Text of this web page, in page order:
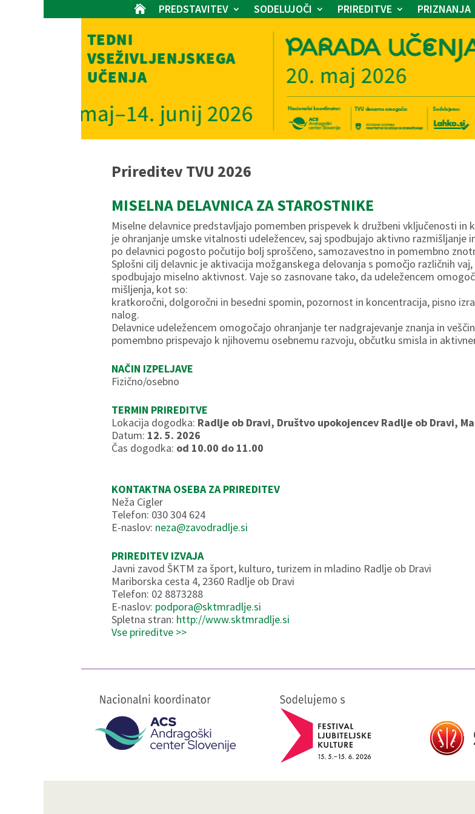
 PREDSTAVITEV SODELUJOČI PRIREDITVE PRIZNANJA
Prireditev TVU 2026
MISELNA DELAVNICA ZA STAROSTNIKE
Miselne delavnice predstavljajo pomemben prispevek k družbeni vključenosti
je ohranjanje umske vitalnosti udeležencev, saj spodbujajo aktivno
po delavnici pogosto počutijo bolj sproščeno, samozavestno in pomembno
Splošni cilj delavnic je aktivacija možganskega delovanja s pomočjo različnih
spodbujajo miselno aktivnost. Vaje so zasnovane tako, da udeležencem
mišljenja, kot so:
kratkoročni, dolgoročni in besedni spomin, pozornost in koncentracija, pisno
nalog.
Delavnice udeležencem omogočajo ohranjanje ter nadgrajevanje znanja in
pomembno prispevajo k njihovemu osebnemu razvoju, občutku smisla in
NAČIN IZPELJAVE
Fizično/osebno
TERMIN PRIREDITVE
Lokacija dogodka: Radlje ob Dravi, Društvo upokojencev Radlje ob Dravi,
Datum: 12. 5. 2026
Čas dogodka: od 10.00 do 11.00
KONTAKTNA OSEBA ZA PRIREDITEV
Neža Cigler
Telefon: 030 304 624
E-naslov: neza@zavodradlje.si
PRIREDITEV IZVAJA
Javni zavod ŠKTM za šport, kulturo, turizem in mladino Radlje ob Dravi
Mariborska cesta 4, 2360 Radlje ob Dravi
Telefon: 02 8873288
E-naslov: podpora@sktmradlje.si
Spletna stran: http://www.sktmradlje.si
Vse prireditve >>